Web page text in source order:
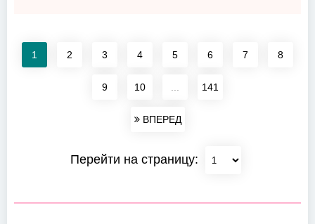
1 2 3 4 5 6 7 8
9 10 141
ВПЕРЕД
Перейти на страницу: